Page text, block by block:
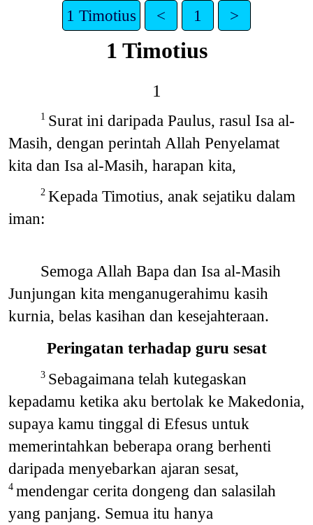
1 Timotius < 1 >
1 Timotius
1
1 Surat ini daripada Paulus, rasul Isa al-
Masih, dengan perintah Allah Penyelamat
kita dan Isa al-Masih, harapan kita,
2 Kepada Timotius, anak sejatiku dalam
iman:
Semoga Allah Bapa dan Isa al-Masih
Junjungan kita menganugerahimu kasih
kurnia, belas kasihan dan kesejahteraan.
Peringatan terhadap guru sesat
3 Sebagaimana telah kutegaskan
kepadamu ketika aku bertolak ke Makedonia,
supaya kamu tinggal di Efesus untuk
memerintahkan beberapa orang berhenti
daripada menyebarkan ajaran sesat,
4 mendengar cerita dongeng dan salasilah
yang panjang. Semua itu hanya